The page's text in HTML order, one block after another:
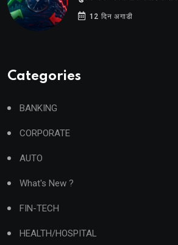
12 दिन अगाडी
Categories
BANKING
CORPORATE
AUTO
What's New ?
FIN-TECH
HEALTH/HOSPITAL